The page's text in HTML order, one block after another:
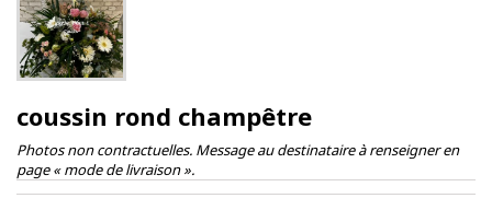
coussin rond champêtre
Photos non contractuelles. Message au destinataire à renseigner en
page « mode de livraison ».